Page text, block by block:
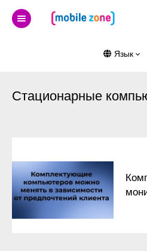
Язык
Стационарные